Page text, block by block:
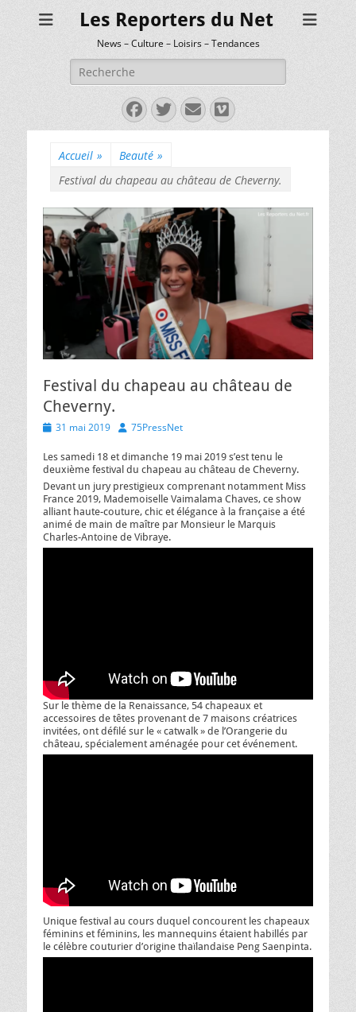
Les Reporters du Net
News – Culture – Loisirs – Tendances
Rechercher :
Facebook
Twitter
E-
mail
Vimeo
Accueil » Beauté »
Festival du chapeau au château de Cheverny.
Festival du chapeau au château de
Cheverny.
Posted
31 mai 2019 Author
75PressNet
Les samedi 18 et dimanche 19 mai 2019 s’est tenu le
deuxième festival du chapeau au château de Cheverny.
Devant un jury prestigieux comprenant notamment Miss
France 2019, Mademoiselle Vaimalama Chaves, ce show
alliant haute-couture, chic et élégance à la française a été
animé de main de maître par Monsieur le Marquis
Charles-Antoine de Vibraye.
Sur le thème de la Renaissance, 54 chapeaux et
accessoires de têtes provenant de 7 maisons créatrices
invitées, ont défilé sur le « catwalk » de l’Orangerie du
château, spécialement aménagée pour cet événement.
Unique festival au cours duquel concourent les chapeaux
féminins et féminins, les mannequins étaient habillés par
le célèbre couturier d’origine thaïlandaise Peng Saenpinta.